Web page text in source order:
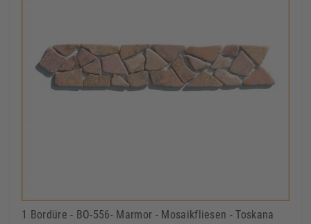
1 Bordüre - BO-556- Marmor - Mosaikfliesen - Toskana